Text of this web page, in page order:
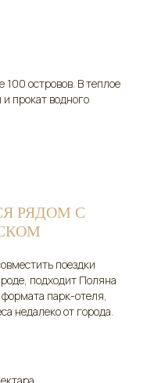
островов. В теплое
прокат водного
РЯДОМ С
поездки
подходит Поляна
парк-отеля,
недалеко от города.